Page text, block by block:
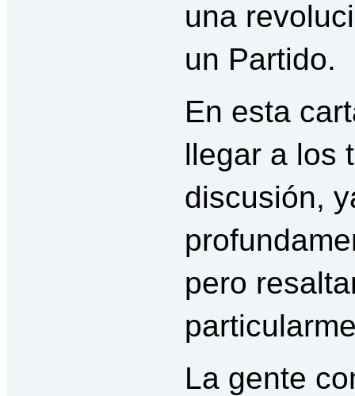
una
un Partido.
En esta
llegar a los
discusión,
pero
La gente